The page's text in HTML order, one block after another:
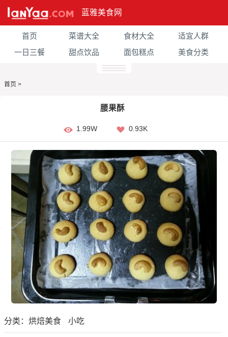
蓝雅美食网
首页 菜谱大全 食材大全
适宜人群
一日三餐
甜点饮品 面包糕点 美食分类
首页 >
腰果酥
1.99W 0.93K
分类： 烘焙美食 小吃